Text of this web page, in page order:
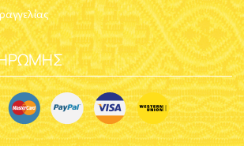
μας με πάνω από 9.000 προϊόντα
και υποκατηγορίες